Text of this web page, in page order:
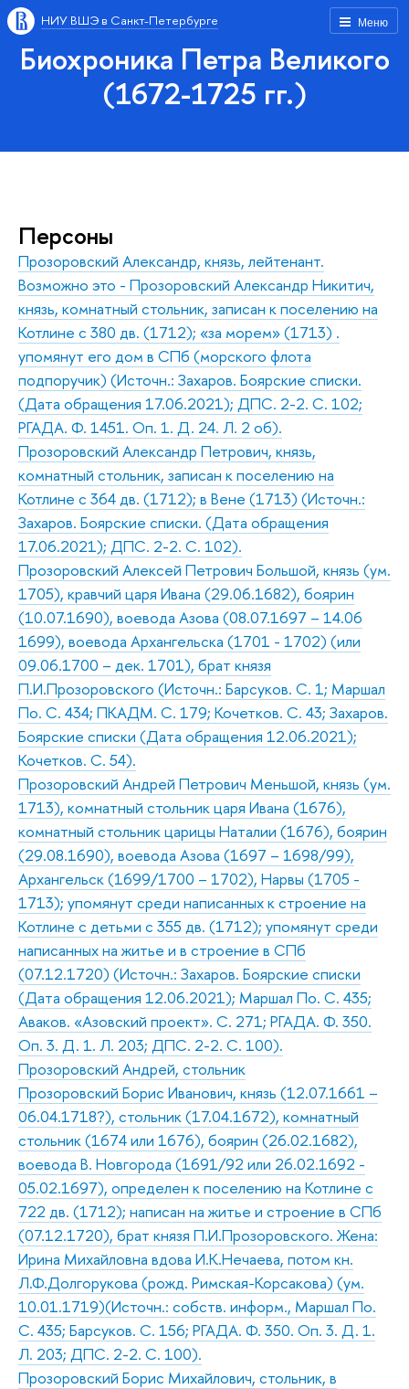
Меню
НИУ ВШЭ в Санкт-Петербурге
Биохроника Петра Великого
(1672-1725 гг.)
Персоны
Прозоровский Александр, князь, лейтенант.
Возможно это - Прозоровский Александр Никитич,
князь, комнатный стольник, записан к поселению на
Котлине с 380 дв. (1712); «за морем» (1713) .
упомянут его дом в СПб (морского флота
подпоручик) (Источн.: Захаров. Боярские списки.
(Дата обращения 17.06.2021); ДПС. 2-2. С. 102;
РГАДА. Ф. 1451. Оп. 1. Д. 24. Л. 2 об).
Прозоровский Александр Петрович, князь,
комнатный стольник, записан к поселению на
Котлине с 364 дв. (1712); в Вене (1713) (Источн.:
Захаров. Боярские списки. (Дата обращения
17.06.2021); ДПС. 2-2. С. 102).
Прозоровский Алексей Петрович Большой, князь (ум.
1705), кравчий царя Ивана (29.06.1682), боярин
(10.07.1690), воевода Азова (08.07.1697 – 14.06
1699), воевода Архангельска (1701 - 1702) (или
09.06.1700 – дек. 1701), брат князя
П.И.Прозоровского (Источн.: Барсуков. С. 1; Маршал
По. С. 434; ПКАДМ. С. 179; Кочетков. С. 43; Захаров.
Боярские списки (Дата обращения 12.06.2021);
Кочетков. С. 54).
Прозоровский Андрей Петрович Меньшой, князь (ум.
1713), комнатный стольник царя Ивана (1676),
комнатный стольник царицы Наталии (1676), боярин
(29.08.1690), воевода Азова (1697 – 1698/99),
Архангельск (1699/1700 – 1702), Нарвы (1705 -
1713); упомянут среди написанных к строение на
Котлине с детьми с 355 дв. (1712); упомянут среди
написанных на житье и в строение в СПб
(07.12.1720) (Источн.: Захаров. Боярские списки
(Дата обращения 12.06.2021); Маршал По. С. 435;
Аваков. «Азовский проект». С. 271; РГАДА. Ф. 350.
Оп. 3. Д. 1. Л. 203; ДПС. 2-2. С. 100).
Прозоровский Андрей, стольник
Прозоровский Борис Иванович, князь (12.07.1661 –
06.04.1718?), стольник (17.04.1672), комнатный
стольник (1674 или 1676), боярин (26.02.1682),
воевода В. Новгорода (1691/92 или 26.02.1692 -
05.02.1697), определен к поселению на Котлине с
722 дв. (1712); написан на житье и строение в СПб
(07.12.1720), брат князя П.И.Прозоровского. Жена:
Ирина Михайловна вдова И.К.Нечаева, потом кн.
Л.Ф.Долгорукова (рожд. Римская-Корсакова) (ум.
10.01.1719)(Источн.: собств. информ., Маршал По.
С. 435; Барсуков. С. 156; РГАДА. Ф. 350. Оп. 3. Д. 1.
Л. 203; ДПС. 2-2. С. 100).
Прозоровский Борис Михайлович, стольник, в